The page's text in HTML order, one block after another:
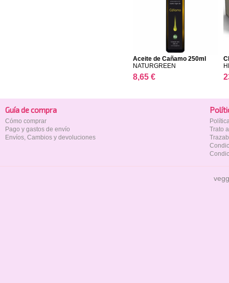
Aceite de Cañamo 250ml
NATURGREEN
8,65 €
Guía de compra
Cómo comprar
Pago y gastos de envío
Envíos, Cambios y devoluciones
Trato